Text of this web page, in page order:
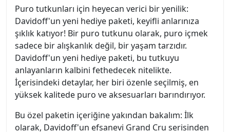
Puro tutkunları için heyecan verici bir yenilik:
Davidoff'un yeni hediye paketi, keyifli anlarınıza
şıklık katıyor! Bir puro tutkunu olarak, puro içmek
sadece bir alışkanlık değil, bir yaşam tarzıdır.
Davidoff'un yeni hediye paketi, bu tutkuyu
anlayanların kalbini fethedecek nitelikte.
İçerisindeki detaylar, her biri özenle seçilmiş, en
yüksek kalitede puro ve aksesuarları barındırıyor.
Bu özel paketin içeriğine yakından bakalım: İlk
olarak, Davidoff'un efsanevi Grand Cru serisinden